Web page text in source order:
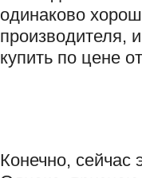
одинаково
производителя,
купить по цене
Конечно, сейчас